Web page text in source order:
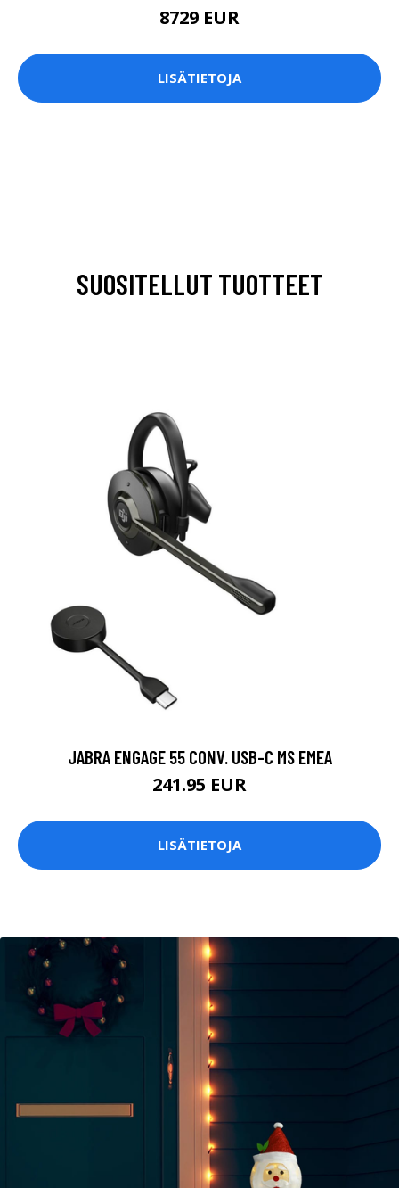
8729 EUR
LISÄTIETOJA
SUOSITELLUT TUOTTEET
JABRA ENGAGE 55 CONV. USB-C MS EMEA
241.95 EUR
LISÄTIETOJA